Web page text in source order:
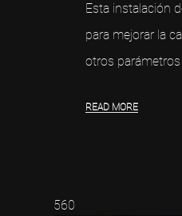
Esta instalación
para mejorar la
otros parámetros
READ MORE
560